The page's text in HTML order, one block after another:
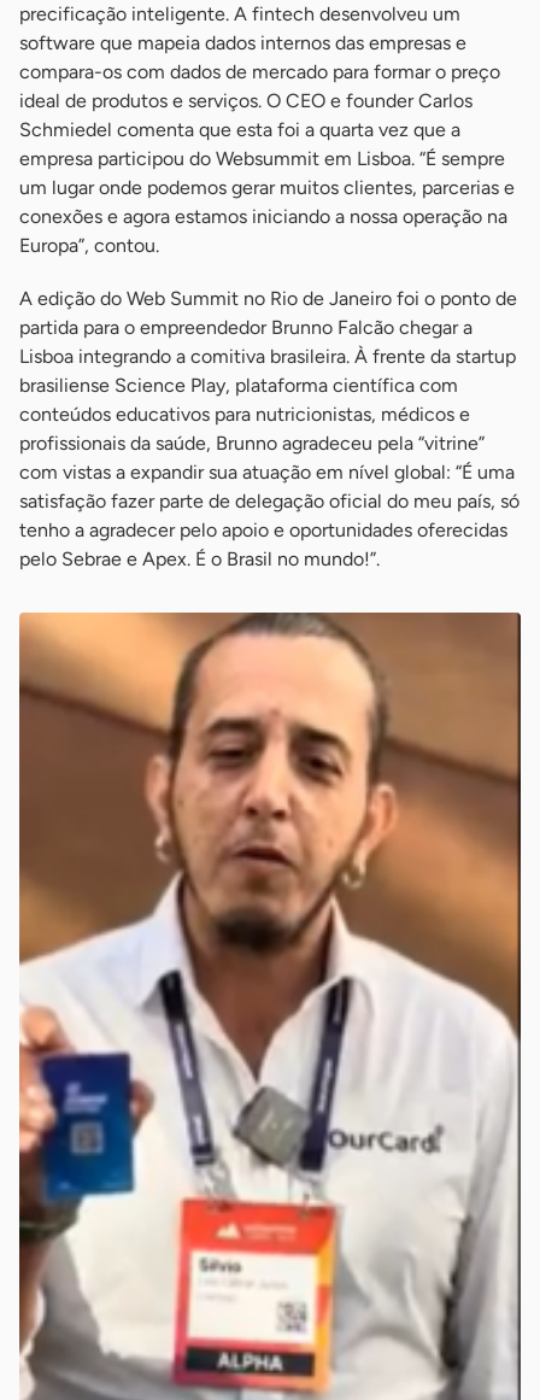
precificação inteligente. A fintech desenvolveu um
software que mapeia dados internos das empresas e
compara-os com dados de mercado para formar o preço
ideal de produtos e serviços. O CEO e founder Carlos
Schmiedel comenta que esta foi a quarta vez que a
empresa participou do Websummit em Lisboa. “É sempre
um lugar onde podemos gerar muitos clientes, parcerias e
conexões e agora estamos iniciando a nossa operação na
Europa”, contou.
A edição do Web Summit no Rio de Janeiro foi o ponto de
partida para o empreendedor Brunno Falcão chegar a
Lisboa integrando a comitiva brasileira. À frente da startup
brasiliense Science Play, plataforma científica com
conteúdos educativos para nutricionistas, médicos e
profissionais da saúde, Brunno agradeceu pela “vitrine”
com vistas a expandir sua atuação em nível global: “É uma
satisfação fazer parte de delegação oficial do meu país, só
tenho a agradecer pelo apoio e oportunidades oferecidas
pelo Sebrae e Apex. É o Brasil no mundo!”.